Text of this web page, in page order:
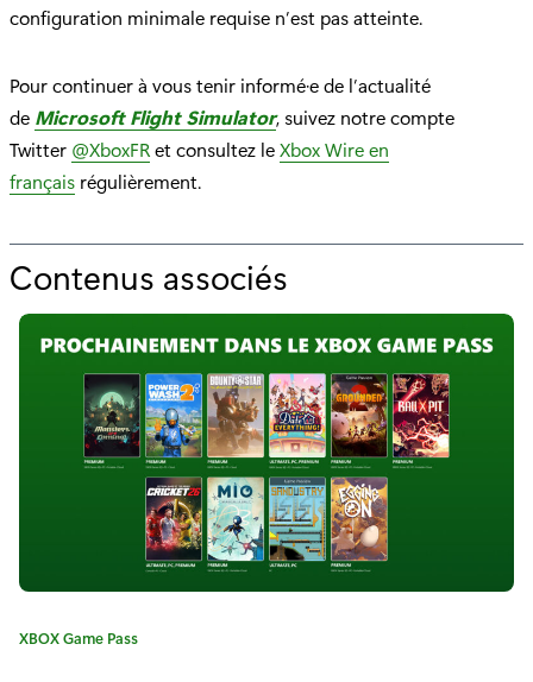
configuration minimale requise n’est pas atteinte.
Pour continuer à vous tenir informé·e de l’actualité
de Microsoft Flight Simulator, suivez notre compte
Twitter @XboxFRet consultez leXbox Wire en
français régulièrement.
Contenus associés
o
u
r
"
L
a
s
C
XBOX Game Pass